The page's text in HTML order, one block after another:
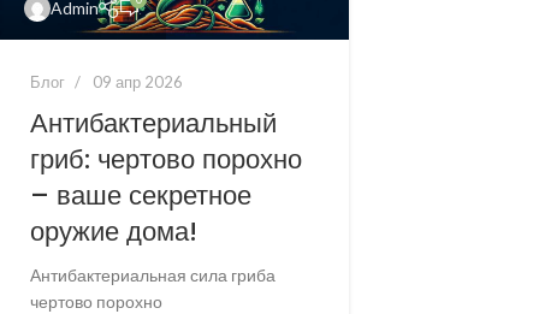
Admin
Блог 09 апр 2026
Антибактериальный
гриб: чертово порохно
– ваше секретное
оружие дома!
Антибактериальная сила гриба
чертово порохно